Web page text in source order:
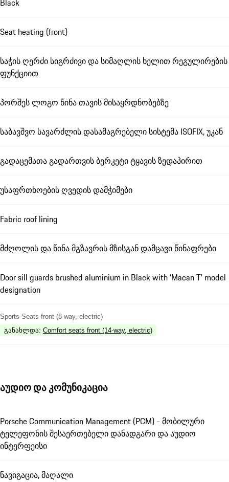
Black
Seat heating (front)
საჭის ღერძი სიგრძივი და სიმაღლის ხელით რეგულირების
ფუნქციით
პორშეს ლოგო წინა თავის მისაყრდნობებზე
საბავშვო სავარძლის დასამაგრებელი სისტემა ISOFIX, უკან
გადაცემათა გადართვის ბერკეტი ტყავის ზედაპირით
უსაფრთხოების ღვედის დამჭიმები
Fabric roof lining
მძღოლის და წინა მგზავრის მზისგან დამცავი წინაფრები
Door sill guards brushed aluminium in Black with ‘Macan T’ model
designation
Sports Seats front (8-way, electric)
განახლდა: Comfort seats front (14-way, electric)
აუდიო და კომუნიკაცია
Porsche Communication Management (PCM) - მობილური
ტელეფონის შესაერთებელი დანადგარი და აუდიო
ინტერფეისი
ნავიგაცია, მაღალი